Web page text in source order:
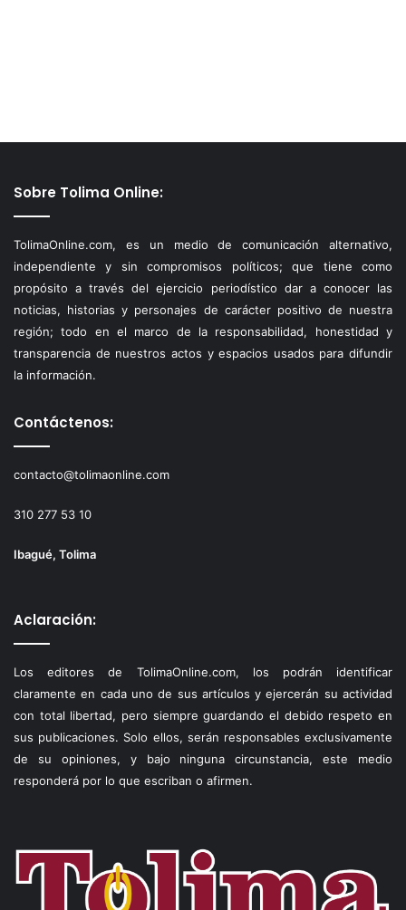
Sobre Tolima Online:
TolimaOnline.com, es un medio de comunicación alternativo,
independiente y sin compromisos políticos; que tiene como
propósito a través del ejercicio periodístico dar a conocer las
noticias, historias y personajes de carácter positivo de nuestra
región; todo en el marco de la responsabilidad, honestidad y
transparencia de nuestros actos y espacios usados para difundir
la información.
Contáctenos:
contacto@tolimaonline.com
310 277 53 10
Ibagué, Tolima
Aclaración:
Los editores de TolimaOnline.com, los podrán identificar
claramente en cada uno de sus artículos y ejercerán su actividad
con total libertad, pero siempre guardando el debido respeto en
sus publicaciones. Solo ellos, serán responsables exclusivamente
de su opiniones, y bajo ninguna circunstancia, este medio
responderá por lo que escriban o afirmen.